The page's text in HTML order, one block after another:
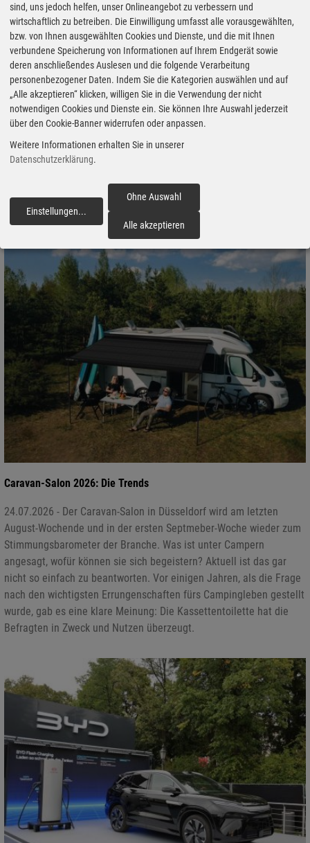
Neuer Marco Polo: Mercedes schickt den Camper mit mehr Glanz
in die nächste Runde
27.07.2026 - Mercedes-Benz verfeinert seinen Premium-Camper
Marco Polo grundlegend und legt den Schwerpunkt auf Komfort,
Licht, Vernetzung und Alltagstauglichkeit. Dank des neuen
Aufstelldachs, des cleveren Ambientelichts, der optimierten
Van spürbar moderner. In Deutschland ist der Bestellstart für den
5. August 2026 vorgesehen.
Caravan-Salon 2026: Die Trends
24.07.2026 - Der Caravan-Salon in Düsseldorf wird am letzten
August-Wochende und in der ersten Septmeber-Woche wieder zum
Stimmungsbarometer der Branche. Was ist unter Campern
angesagt, wofür können sie sich begeistern? Aktuell ist das gar
nicht so einfach zu beantworten. Vor einigen Jahren, als die Frage
nach den wichtigsten Errungenschaften fürs Campingleben gestellt
wurde, gab es eine klare Meinung: Die Kassettentoilette hat die
Befragten in Zweck und Nutzen überzeugt.
sind, uns jedoch helfen, unser Onlineangebot zu verbessern und
wirtschaftlich zu betreiben. Die Einwilligung umfasst alle vorausgewählten,
bzw. von Ihnen ausgewählten Cookies und Dienste, und die mit Ihnen
verbundene Speicherung von Informationen auf Ihrem Endgerät sowie
deren anschließendes Auslesen und die folgende Verarbeitung
personenbezogener Daten. Indem Sie die Kategorien auswählen und auf
„Alle akzeptieren“ klicken, willigen Sie in die Verwendung der nicht
notwendigen Cookies und Dienste ein. Sie können Ihre Auswahl jederzeit
über den Cookie-Banner widerrufen oder anpassen.
Weitere Informationen erhalten Sie in unserer
Datenschutzerklärung.
Einstellungen...
Ohne Auswahl
Alle akzeptieren